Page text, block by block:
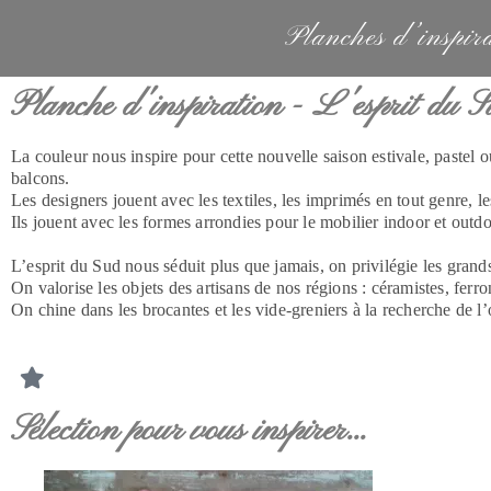
Planches
Planche d'inspiration - L'esprit du
La couleur nous inspire pour cette nouvelle saison estivale, pastel
balcons.
Les designers jouent avec les textiles, les imprimés en tout genre,
Ils jouent avec les formes arrondies pour le mobilier indoor et
L’esprit du Sud nous séduit plus que jamais, on privilégie les
On valorise les objets des artisans de nos régions : céramistes,
On chine dans les brocantes et les vide-greniers à la recherche de
Sélection pour vous inspirer...